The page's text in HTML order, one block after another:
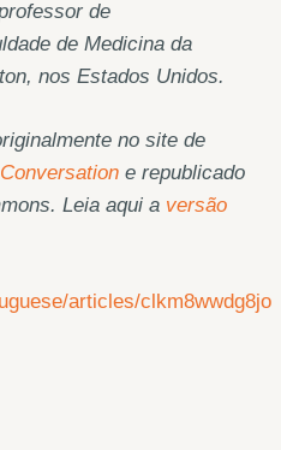
de
de Medicina da
nos Estados Unidos.
no site de
e republicado
Leia aqui a versão
articles/clkm8wwdg8jo